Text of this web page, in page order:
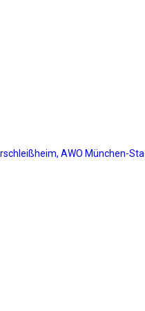
AWO München-